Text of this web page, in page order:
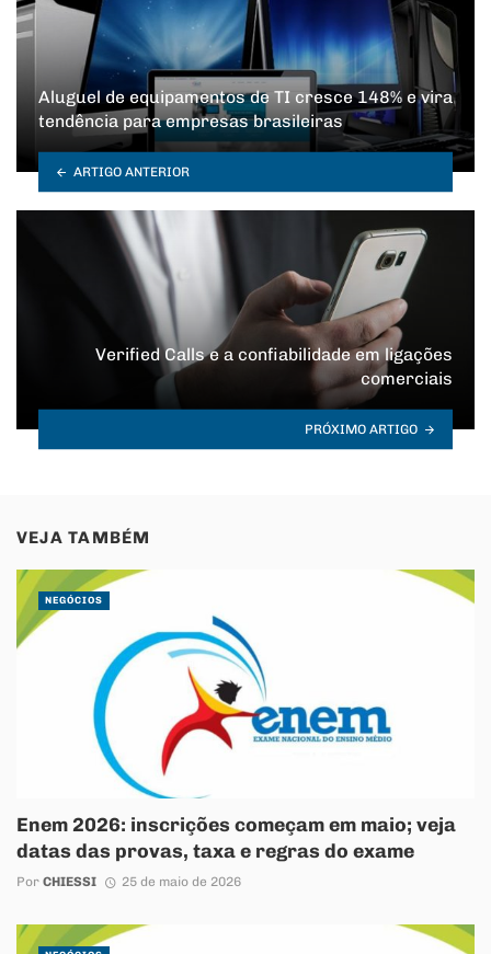
Aluguel de equipamentos de TI cresce 148% e vira
tendência para empresas brasileiras
ARTIGO ANTERIOR
Verified Calls e a confiabilidade em ligações
comerciais
PRÓXIMO ARTIGO
VEJA TAMBÉM
Enem 2026: inscrições começam em maio; veja
datas das provas, taxa e regras do exame
Por CHIESSI 25 de maio de 2026
NEGÓCIOS